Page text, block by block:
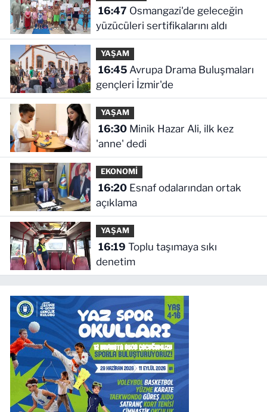
16:47
yüzücüleri sertifikalarını aldı
YAŞAM
16:45Avrupa Drama Buluşmaları
gençleri İzmir'de
YAŞAM
16:30Minik Hazar Ali, ilk kez
'anne' dedi
EKONOMİ
16:20Esnaf odalarından ortak
açıklama
YAŞAM
16:19
denetim